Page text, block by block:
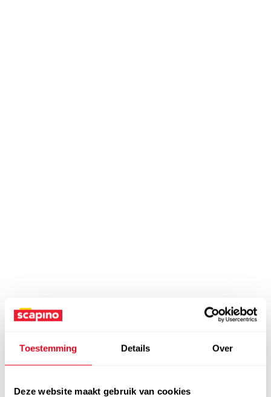
Toestemming Details Over
Deze website maakt gebruik van cookies